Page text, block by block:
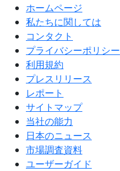
ホームページ
私たちに関しては
コンタクト
プライバシーポリシー
利用規約
プレスリリース
レポート
サイトマップ
当社の能力
日本のニュース
市場調査資料
ユーザーガイド